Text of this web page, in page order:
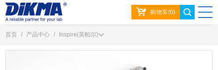
购物车(0)
首页 / 产品中心 / Inspire(英帕尔)